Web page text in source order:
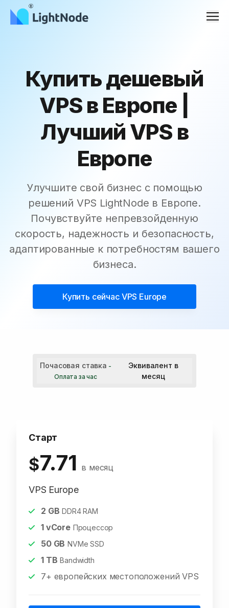
Купить дешевый
VPS в Европе |
Лучший VPS в
Европе
Улучшите свой бизнес с помощью
решений VPS LightNode в Европе.
Почувствуйте непревзойденную
скорость, надежность и безопасность,
адаптированные к потребностям вашего
бизнеса.
Купить сейчас VPS Europe
Почасовая ставка -
Оплата за час
Эквивалент в
месяц
Старт
$7.71 в месяц
VPS Europe
2 GB DDR4 RAM
1vCore Процессор
50GB NVMe SSD
1TB Bandwidth
7+ европейских местоположений VPS